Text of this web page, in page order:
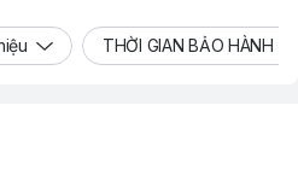
THỜI GIAN BẢO HÀNH